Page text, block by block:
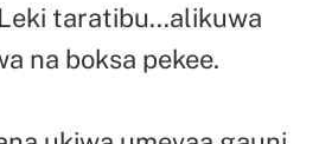
taratibu…alikuwa
na boksa pekee.